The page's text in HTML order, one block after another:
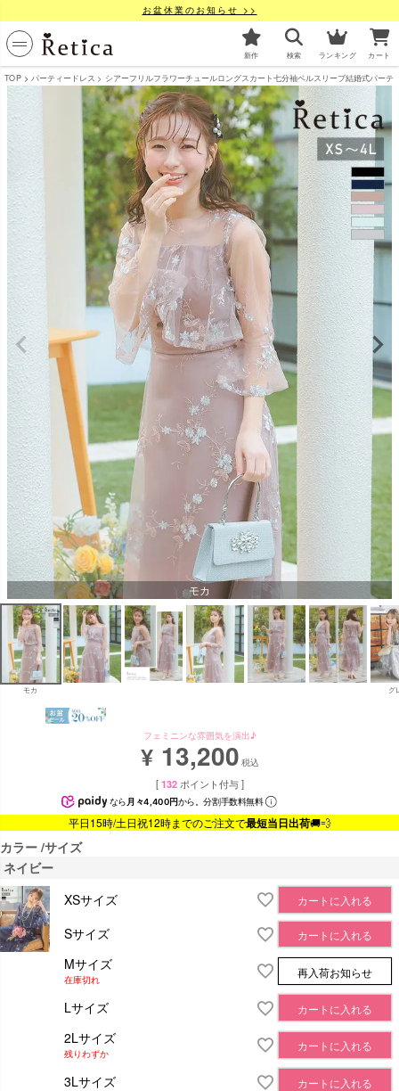
お盆休業のお知らせ >>
新作 検索 ランキング カート
TOP パーティードレス シアーフリルフラワーチュールロングスカート七分袖ベルスリーブ結婚式パーテ
モカ
モカ グ
フェミニンな雰囲気を演出♪
¥ 13,200 税込
[ 132 ポイント付与 ]
なら 月々4,400円から。分割手数料無料
平日15時/土日祝12時までのご注文で最短当日出荷🚚💨
カラー サイズ
ネイビー
XSサイズ
カートに入れる
Sサイズ カートに入れる
Mサイズ
在庫切れ
再入荷お知らせ
Lサイズ カートに入れる
2Lサイズ
残りわずか
カートに入れる
3Lサイズ カートに入れる